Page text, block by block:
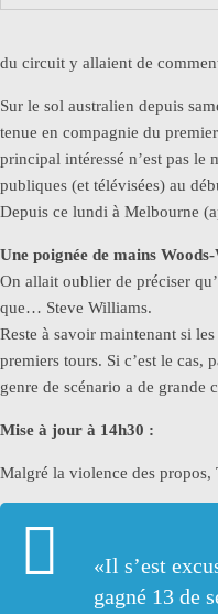
du circuit y allaient de
Sur le sol australien depuis
tenue en compagnie du
principal intéressé n’est pas le
publiques (et télévisées) au
Depuis ce lundi à Melbourne
Une poignée de mains
On allait oublier de préciser qu’
que… Steve Williams.
Reste à savoir maintenant si
premiers tours. Si c’est le cas,
genre de scénario a de
Mise à jour à 14h30 :
Malgré la violence des propos,
«Il s’est
gagné 13 de